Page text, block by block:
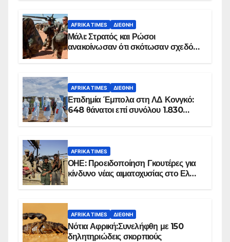
AFRIKA TIMES ΔΙΕΘΝΉ
Μάλι: Στρατός και Ρώσοι
ανακοίνωσαν ότι σκότωσαν σχεδόν
AFRIKA TIMES ΔΙΕΘΝΉ
Επιδημία Έμπολα στη ΛΔ Κονγκό:
648 θάνατοι επί συνόλου 1.830
AFRIKA TIMES
ΟΗΕ: Προειδοποίηση Γκουτέρες για
κίνδυνο νέας αιματοχυσίας στο Ελ
AFRIKA TIMES ΔΙΕΘΝΉ
Νότια Αφρική:Συνελήφθη με 150
δηλητηριώδεις σκορπιούς